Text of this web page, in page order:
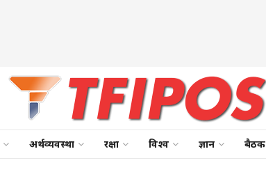
अर्थव्यवस्था रक्षा विश्व ज्ञान बैठक